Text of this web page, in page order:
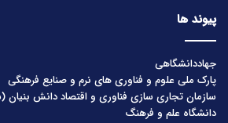
پیوند ها
جهاددانشگاهی
پارک ملی علوم و فناوری های نرم و صنایع فرهنگی
سازمان تجاری سازی فناوری و اقتصاد دانش بنیان
دانشگاه علم و فرهنگ